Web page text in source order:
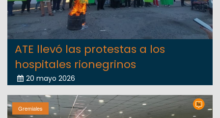
ATE llevó las protestas a los
hospitales rionegrinos
20 mayo 2026
Gremiales